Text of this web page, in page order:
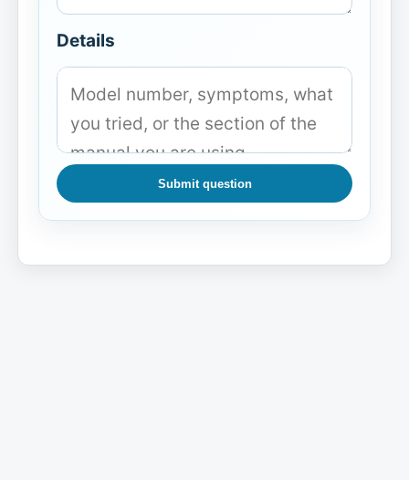
Details
Submit question